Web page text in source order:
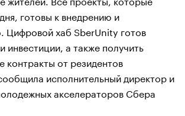
готовы к внедрению и
Цифровой хаб SberUnity готов
инвестиции, а также получить
контракты от резидентов
исполнительный директор и
акселераторов Сбера